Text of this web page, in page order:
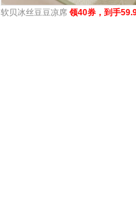
软贝冰丝豆豆凉席 领40券，到手